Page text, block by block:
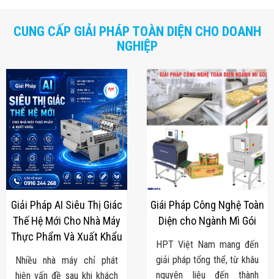
Ghi Âm
Máy X-Ray
Loại Công
Nghiệp
Thiết Bị Công
Nghệ Cao
Ống Nhòm
Chuyên Dụng
Đo Lực - Sức
Căng - Sức
Nén
Máy Kiểm Tra
Khuyết Tật
Máy Kiểm Tra
Vết Nứt Sản
Phẩm
Máy Kiểm Tra
Bo Mạch Điện
Tử
Súng Bắn
CUNG CẤP GIẢI PHÁP TOÀN DIỆN CHO DOANH
NGHIỆP
Giải Pháp AI Siêu Thị Giác
Thế Hệ Mới Cho Nhà Máy
Thực Phẩm Và Xuất Khẩu
Nhiều nhà máy chỉ phát
hiện vấn đề sau khi khách
Giái Pháp Công Nghệ Toàn
Diện cho Ngành Mì Gói
HPT Việt Nam mang đến
giải pháp tổng thể, từ khâu
nguyên liệu đến thành